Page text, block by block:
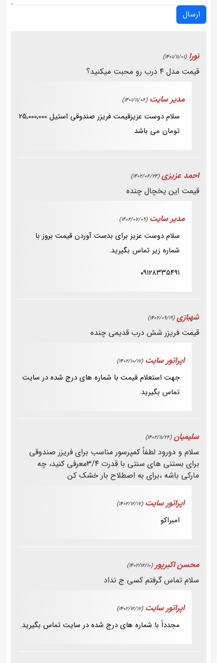
ارسال
نورا (1401/11/01)
قیمت مدل ۴ درب رو محبت میکنید؟
مدیر سایت (1401/11/06)
سلام دوست عزیزقیمت فریزر صندوقی استیل 25,000,000
تومان می باشد
احمد عزیزی (1402/06/24)
قیمت این یخچال چنده
مدیر سایت (1402/07/09)
سلام دوست عزیز برای بدست آوردن قیمت بروز با
شماره زیر تماس بگیرید.
۰۹۱۲۸۳۳۵۴۹۱
شهبازی (1402/09/19)
قیمت فریزر شش درب قدیمی چنده
اپراتور سایت (1402/10/17)
جهت استعلام قیمت با شماره های درج شده در سایت
تماس بگیرید.
سلیمیان(1402/11/26)
سلام و دورود لطفاً کمپرسور مناسب برای فریزر صندوقی
برای بستنی های سنتی با قدرت ۳/۴معرفی کنید، چه
مارکی باشه ،برای به اصطلاح بار خشک کن
اپراتور سایت (1402/12/17)
امبراکو
محسن اکبرپور (1402/12/10)
سلام تماس گرفتم کسی ج نداد
اپراتور سایت (1402/12/17)
مجدداً با شماره های درج شده در سایت تماس بگیرید.